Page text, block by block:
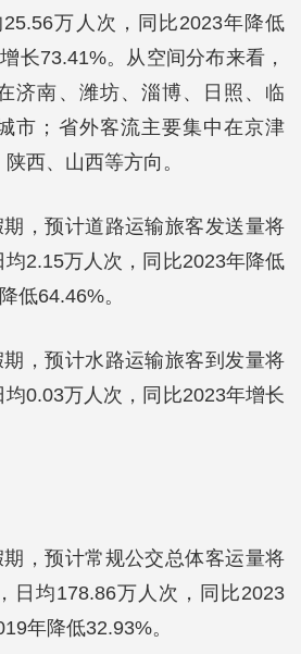
万人次，同比2023年降低
长73.41%。从空间分布来看，
济南、潍坊、淄博、日照、临
市；省外客流主要集中在京津
西、山西等方向。
期，预计道路运输旅客发送量将
2.15万人次，同比2023年降低
低64.46%。
期，预计水路运输旅客到发量将
0.03万人次，同比2023年增长
期，预计常规公交总体客运量将
日均178.86万人次，同比2023
年降低32.93%。